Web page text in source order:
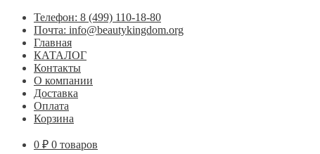
Телефон: 8 (499) 110-18-80
Почта: info@beautykingdom.org
Главная
КАТАЛОГ
Контакты
О компании
Доставка
Оплата
Корзина
0 ₽ 0 товаров